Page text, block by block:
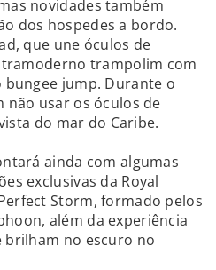
novidades também
dos hospedes a bordo.
que une óculos de
trampolim com
jump. Durante o
não usar os óculos de
do mar do Caribe.
ainda com algumas
exclusivas da Royal
Storm, formado pelos
além da experiência
brilham no escuro no